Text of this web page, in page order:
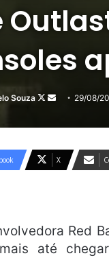
Souza
Follow
X
Mande
e-
29/08/
X
Red
até